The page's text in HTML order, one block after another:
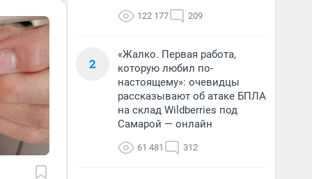
122 177 209
2
«Жалко. Первая работа,
которую любил по-
настоящему»: очевидцы
рассказывают об атаке БПЛА
на склад Wildberries под
Самарой — онлайн
61 481 312